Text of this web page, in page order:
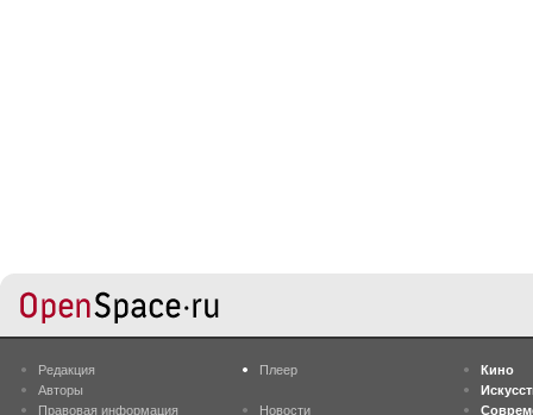
Редакция
Авторы
Правовая информация
Плеер
Новости
Кино